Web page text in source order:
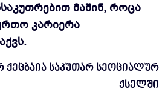
მაშინ, როცა
კარიერა
ქეცბაია საკუთარ სეოციალურ
ქსელში